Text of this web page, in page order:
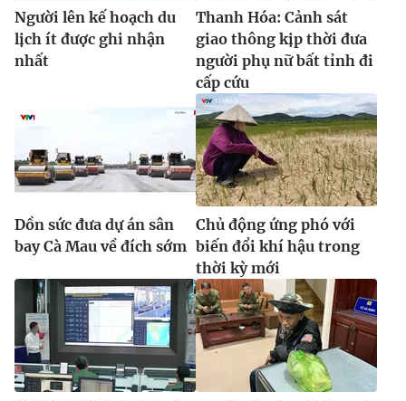
Người lên kế hoạch du
lịch ít được ghi nhận
nhất
Thanh Hóa: Cảnh sát
giao thông kịp thời đưa
người phụ nữ bất tỉnh đi
cấp cứu
Dồn sức đưa dự án sân
bay Cà Mau về đích sớm
Chủ động ứng phó với
biến đổi khí hậu trong
thời kỳ mới